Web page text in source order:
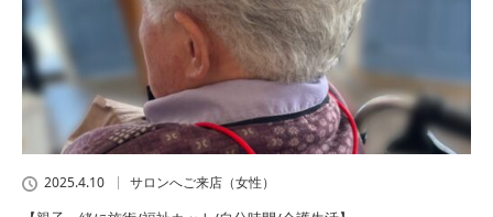
2025.4.10 サロンへご来店（女性）